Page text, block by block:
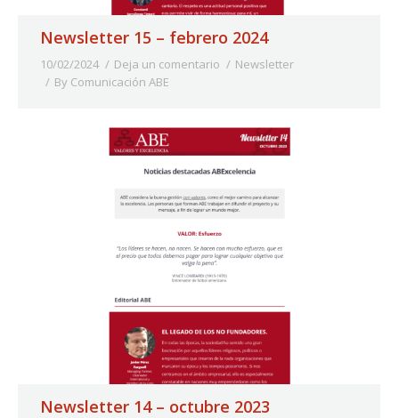
Newsletter 15 – febrero 2024
10/02/2024 Deja un comentario
Newsletter
By Comunicación ABE
Newsletter 14 – octubre 2023